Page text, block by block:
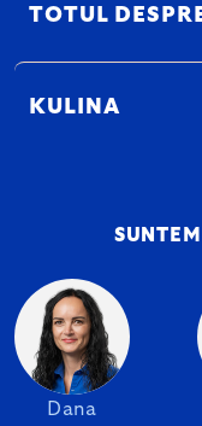
TOTUL
KULINA
Dana